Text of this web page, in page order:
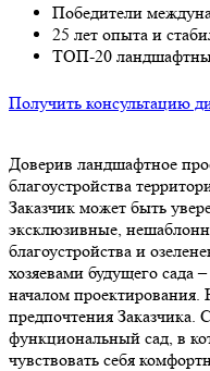
Победители
25 лет опыта и
ТОП-20
Получить консультацию
Доверив ландшафтное
благоустройства
Заказчик может быть
эксклюзивные,
благоустройства и
хозяевами будущего сада
началом
предпочтения Заказчика.
функциональный сад, в
чувствовать себя